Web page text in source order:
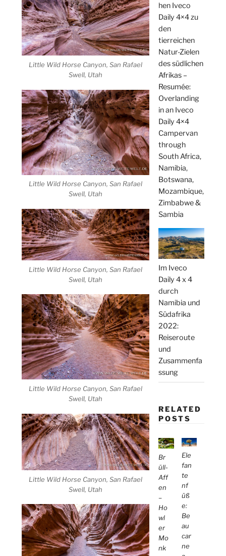
Little Wild Horse Canyon, San Rafael
Swell, Utah
Little Wild Horse Canyon, San Rafael
Swell, Utah
Little Wild Horse Canyon, San Rafael
Swell, Utah
Little Wild Horse Canyon, San Rafael
Swell, Utah
Little Wild Horse Canyon, San Rafael
Swell, Utah
hen Iveco
Daily 4×4 zu
den
tierreichen
Natur-Zielen
des südlichen
Afrikas –
Resumée:
Overlanding
in an Iveco
Daily 4×4
Campervan
through
South Africa,
Namibia,
Botswana,
Mozambique,
Zimbabwe &
Sambia
Im Iveco
Daily 4 x 4
durch
Namibia und
Südafrika
2022:
Reiseroute
und
Zusammenfa
ssung
RELATED
POSTS
Br
üll-
Aff
en
–
Ho
wl
er
Mo
nk
Ele
fan
te
nf
üß
e:
Be
au
car
ne